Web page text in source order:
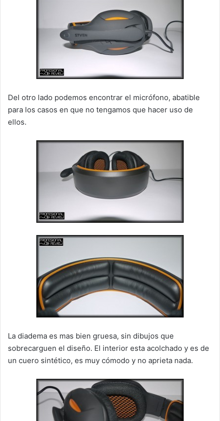
Del otro lado podemos encontrar el micrófono, abatible
para los casos en que no tengamos que hacer uso de
ellos.
La diadema es mas bien gruesa, sin dibujos que
sobrecarguen el diseño. El interior esta acolchado y es de
un cuero sintético, es muy cómodo y no aprieta nada.